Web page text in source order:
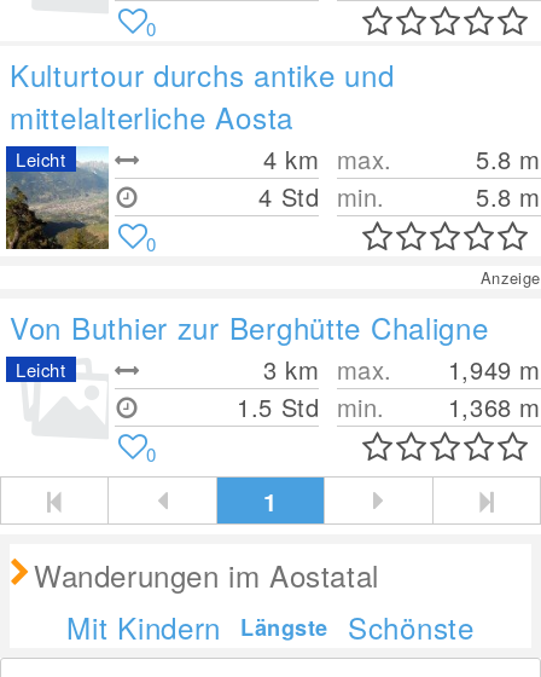
0
Kulturtour durchs antike und
mittelalterliche Aosta
4 km
4 Std
max. 5.8 m
min.
5.8 m
Leicht
0
Anzeige
Von Buthier zur Berghütte Chaligne
3 km
1.5 Std
max. 1,949 m
min.
1,368 m
Leicht
0
1
Wanderungen im Aostatal
Mit Kindern
Längste
Schönste